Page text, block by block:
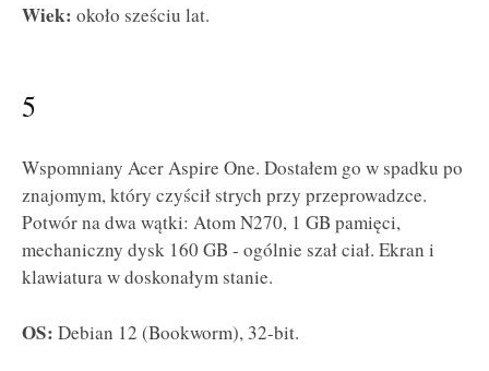
Wiek: około sześciu lat.
5
Wspomniany Acer Aspire One. Dostałem go w spadku po
znajomym, który czyścił strych przy przeprowadzce.
Potwór na dwa wątki: Atom N270, 1 GB pamięci,
mechaniczny dysk 160 GB - ogólnie szał ciał. Ekran i
klawiatura w doskonałym stanie.
OS: Debian 12 (Bookworm), 32-bit.